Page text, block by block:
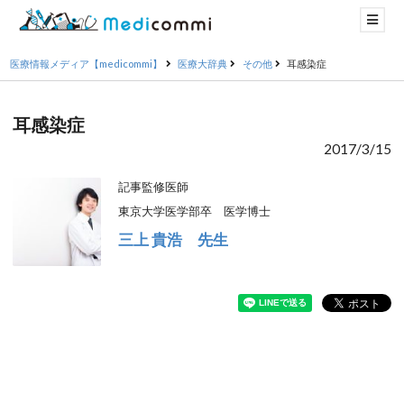
医療情報メディア【medicommi】 医療大辞典 その他 耳感染症
耳感染症
2017/3/15
記事監修医師
東京大学医学部卒 医学博士
三上 貴浩 先生